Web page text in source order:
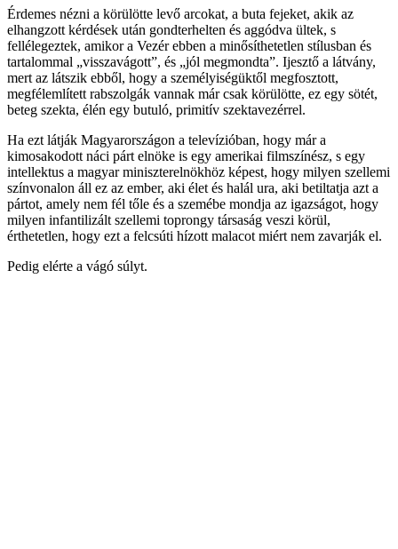
Érdemes nézni a körülötte levő arcokat, a buta fejeket, akik az
elhangzott kérdések után gondterhelten és aggódva ültek, s
fellélegeztek, amikor a Vezér ebben a minősíthetetlen stílusban és
tartalommal „visszavágott”, és „jól megmondta”. Ijesztő a látvány,
mert az látszik ebből, hogy a személyiségüktől megfosztott,
megfélemlített rabszolgák vannak már csak körülötte, ez egy sötét,
beteg szekta, élén egy butuló, primitív szektavezérrel.
Ha ezt látják Magyarországon a televízióban, hogy már a
kimosakodott náci párt elnöke is egy amerikai filmszínész, s egy
intellektus a magyar miniszterelnökhöz képest, hogy milyen szellemi
színvonalon áll ez az ember, aki élet és halál ura, aki betiltatja azt a
pártot, amely nem fél tőle és a szemébe mondja az igazságot, hogy
milyen infantilizált szellemi toprongy társaság veszi körül,
érthetetlen, hogy ezt a felcsúti hízott malacot miért nem zavarják el.
Pedig elérte a vágó súlyt.